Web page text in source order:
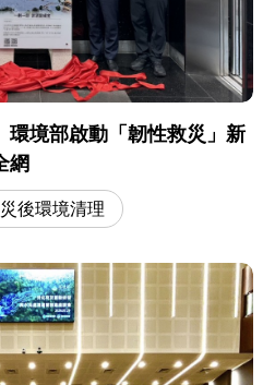
環境部啟動「韌性救災」新
網
後環境清理